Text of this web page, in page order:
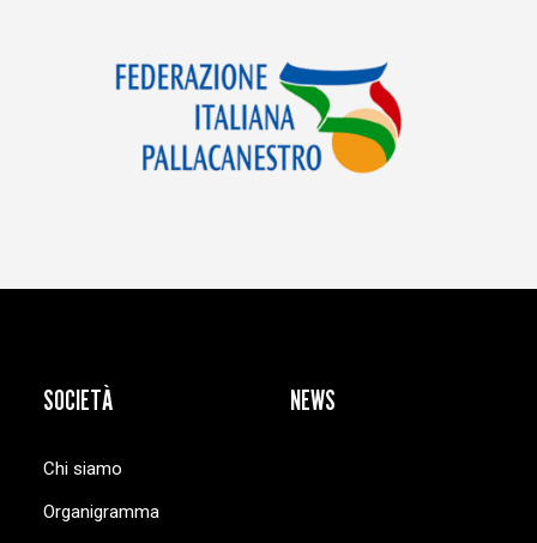
SOCIETÀ
Chi siamo
Organigramma
NEWS